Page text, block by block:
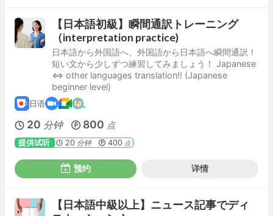
【日本語初級】瞬間通訳トレーニング
（interpretation practice)
日本語から外国語へ、外国語から日本語へ瞬間通訳！
短い文から少しずつ練習してみましょう！ Japanese
⇔ other languages translation!! (Japanese
beginner level)
日语
20 分钟 800 点
提供试听 20 分钟 400点
预约 详情
【日本語中級以上】ニュース記事でディ